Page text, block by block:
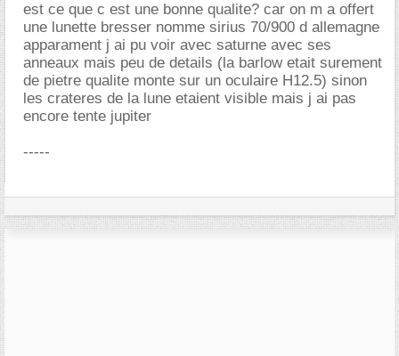
est ce que c est une bonne qualite? car on m a offert
une lunette bresser nomme sirius 70/900 d allemagne
apparament j ai pu voir avec saturne avec ses
anneaux mais peu de details (la barlow etait surement
de pietre qualite monte sur un oculaire H12.5) sinon
les crateres de la lune etaient visible mais j ai pas
encore tente jupiter
-----